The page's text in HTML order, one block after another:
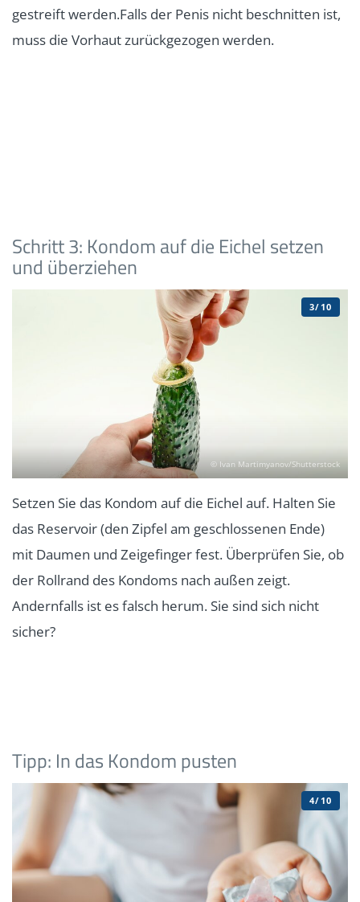
gestreift werden.Falls der Penis nicht beschnitten ist,
muss die Vorhaut zurückgezogen werden.
Schritt 3: Kondom auf die Eichel setzen
und überziehen
© Ivan Martimyanov/Shutterstock
3/10
Setzen Sie das Kondom auf die Eichel auf. Halten Sie
das Reservoir (den Zipfel am geschlossenen Ende)
mit Daumen und Zeigefinger fest. Überprüfen Sie, ob
der Rollrand des Kondoms nach außen zeigt.
Andernfalls ist es falsch herum. Sie sind sich nicht
sicher?
Tipp: In das Kondom pusten
4/10